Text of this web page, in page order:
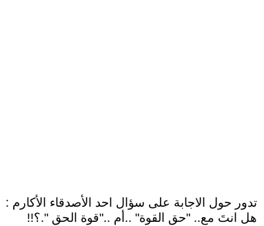
تدور حول الاجابة على سؤال احد الأصدقاء الأكارم :
هل انتَ مع.. "حق القوة" ..أم .."قوة الحق ".؟!!